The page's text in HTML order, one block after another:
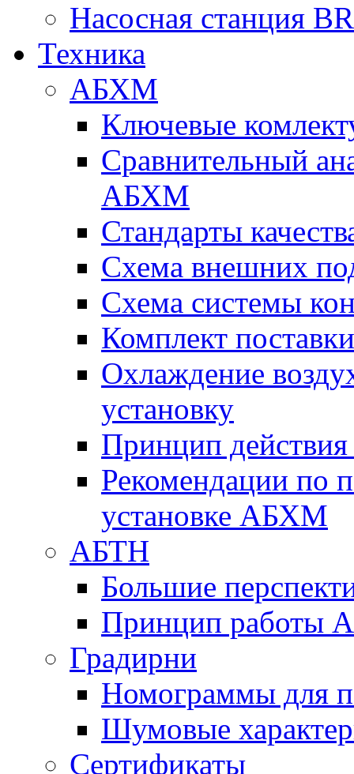
Насосная станция
Техника
АБХМ
Ключевые
Сравнительный
АБХМ
Стандарты
Схема внешних
Схема системы
Комплект
Охлаждение
установку
Принцип
Рекомендации по
установке АБХМ
АБТН
Большие
Принцип работы
Градирни
Номограммы для
Шумовые
Сертификаты